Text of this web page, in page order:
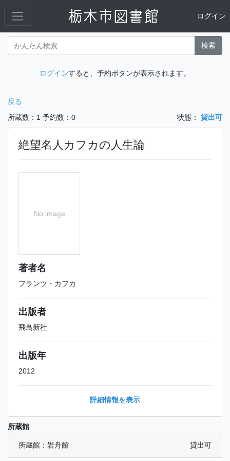
ログイン
検索
ログインすると、予約ボタンが表示されます。
戻る
所蔵数：1 予約数：0 状態： 貸出可
絶望名人カフカの人生論
No image
著者名
フランツ・カフカ
出版者
飛鳥新社
出版年
2012
詳細情報を表示
所蔵館
所蔵館：岩舟館 貸出可